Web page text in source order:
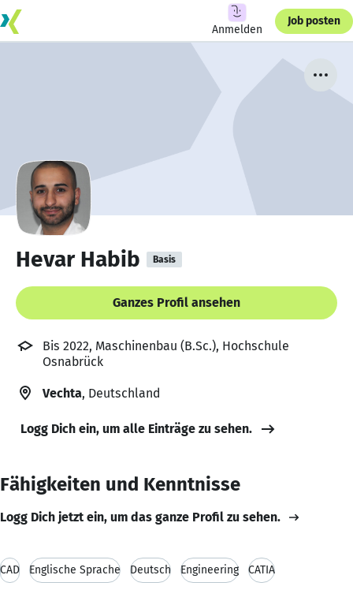
Anmelden
Job posten
Hevar Habib Basis
Ganzes Profil ansehen
Bis 2022, Maschinenbau (B.Sc.), Hochschule
Osnabrück
Vechta, Deutschland
Logg Dich ein, um alle Einträge zu sehen.
Fähigkeiten und Kenntnisse
Logg Dich jetzt ein, um das ganze Profil zu sehen.
CAD Englische Sprache Deutsch Engineering CATIA